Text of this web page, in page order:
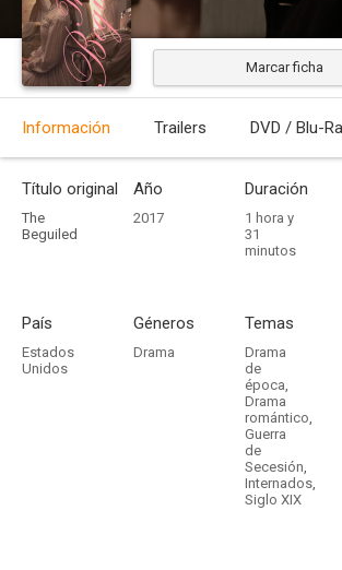
Marcar ficha
Información Trailers DVD / Blu-
Título original
The
Beguiled
Año
2017
Duración
1 hora y
31
minutos
País
Estados
Unidos
Géneros
Drama
Temas
Drama
de
época,
Drama
romántico,
Guerra
de
Secesión,
Internados,
Siglo XIX